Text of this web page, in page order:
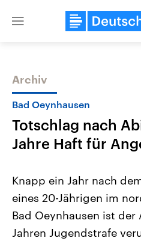
Close
Themen
Landtagswahl Sachsen-Anhalt
2026
Alle Informationen
Sachsen-Anhalt wählt am 6.
Archiv
Bad Oeynhausen
Totschlag nach
Jahre Haft für
Knapp ein Jahr nach
eines 20-Jährigen im
Bad Oeynhausen ist der
Jahren Jugendstrafe